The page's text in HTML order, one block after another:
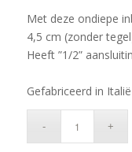
Met deze ondiepe
4,5 cm (zonder
Heeft ”1/2”
Gefabriceerd in Italië